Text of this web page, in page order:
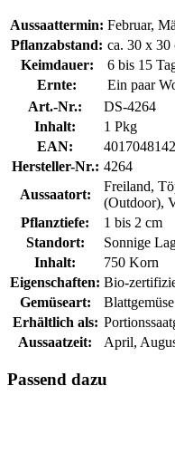
Aussaattermin: Februar,
Pflanzabstand: ca. 30 x 30
Keimdauer:
6 bis 15
Ernte:
Ein paar
Art.-Nr.:
DS-4264
Inhalt:
1 Pkg
EAN:
Hersteller-Nr.: 4264
Aussaatort:
Freiland,
(Outdoor),
Pflanztiefe:
1 bis 2 cm
Standort:
Sonnige
Inhalt:
750 Korn
Eigenschaften: Bio-
Gemüseart:
Blattgemüse
Erhältlich als:
Aussaatzeit:
April,
Passend dazu